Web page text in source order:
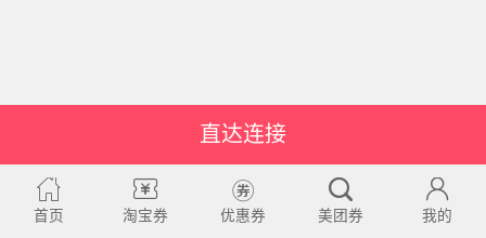
直达连接
首页 淘宝券 优惠券 美团券 我的